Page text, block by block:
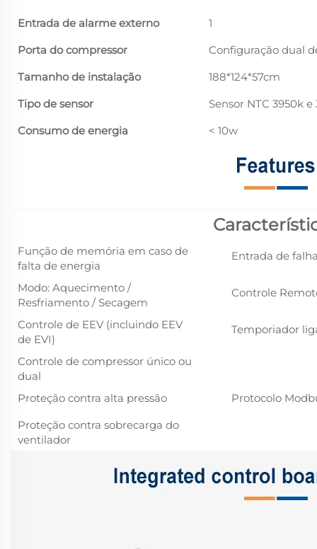
Entrada de alarme externo
1
Porta do compressor
Configuração dual
Tamanho de instalação
188*124*57cm
Tipo de sensor
Sensor NTC 3950k e
Consumo de energia
< 10w
Função de memória em caso de
falta de energia
Entrada de
Modo: Aquecimento /
Resfriamento / Secagem
Controle
Controle de EEV (incluindo EEV
de EVI)
Temporiador
Controle de compressor único ou
dual
Proteção contra alta pressão
Protocolo
Proteção contra sobrecarga do
ventilador